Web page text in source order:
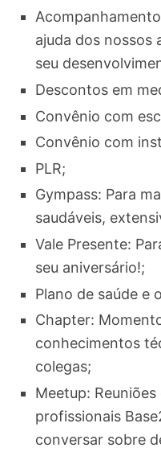
ajuda dos nossos
seu
Descontos em
Convênio com
Convênio com
PLR;
Gympass: Para
saudáveis,
Vale Presente:
seu aniversário!;
Plano de saúde e
Chapter:
conhecimentos
colegas;
Meetup:
profissionais
conversar sobre